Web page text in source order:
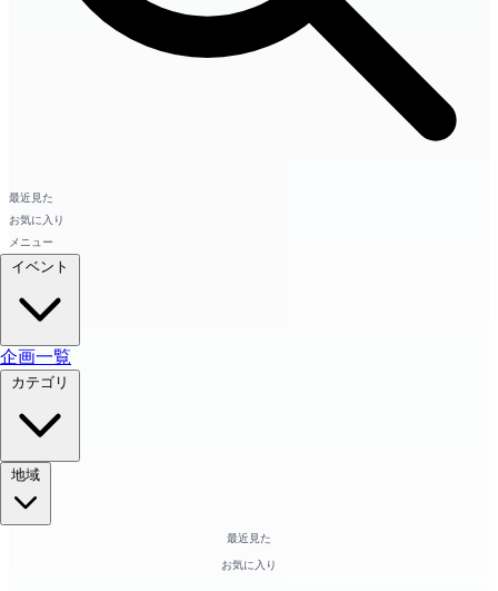
最近見た
お気に入り
メニュー
企画一覧
最近見た
お気に入り